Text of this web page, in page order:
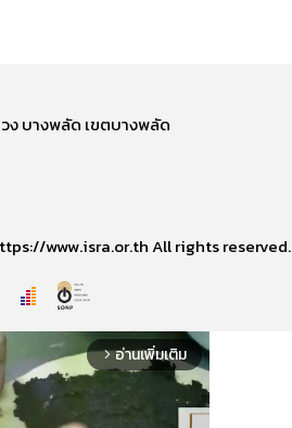
วง บางพลัด เขตบางพลัด
www.isra.or.th All rights reserved.
arrow_forward_ios อ่านเพิ่มเติม